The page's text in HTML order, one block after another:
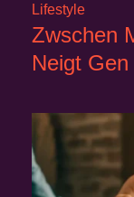
Lifestyle
Zwschen
Neigt